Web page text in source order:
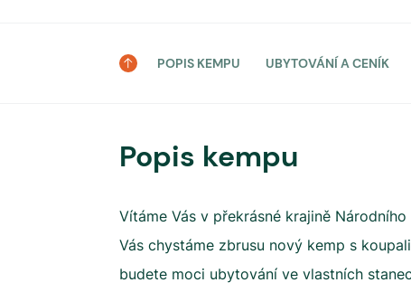
POPIS KEMPU UBYTOVÁNÍ A CENÍK
Popis kempu
Vítáme Vás v překrásné krajině
Vás chystáme zbrusu nový kemp s
budete moci ubytování ve vlastních